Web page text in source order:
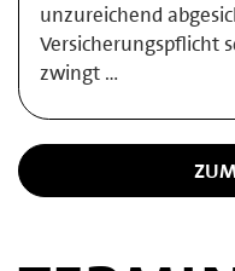
unzureichend
Versicherungspflicht
zwingt …